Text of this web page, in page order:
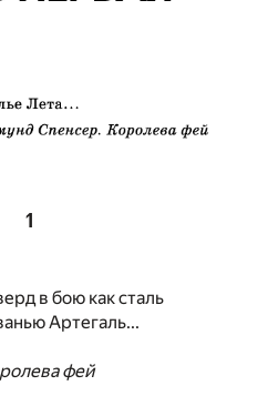
1
в бою как сталь
Артегаль...
фей